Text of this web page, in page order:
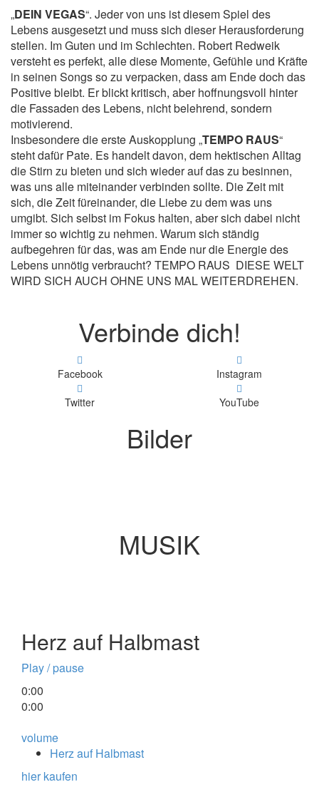
„DEIN VEGAS“. Jeder von uns ist diesem Spiel des
Lebens ausgesetzt und muss sich dieser Herausforderung
stellen. Im Guten und im Schlechten. Robert Redweik
versteht es perfekt, alle diese Momente, Gefühle und Kräfte
in seinen Songs so zu verpacken, dass am Ende doch das
Positive bleibt. Er blickt kritisch, aber hoffnungsvoll hinter
die Fassaden des Lebens, nicht belehrend, sondern
motivierend.
Insbesondere die erste Auskopplung „TEMPO RAUS“
steht dafür Pate. Es handelt davon, dem hektischen Alltag
die Stirn zu bieten und sich wieder auf das zu besinnen,
was uns alle miteinander verbinden sollte. Die Zeit mit
sich, die Zeit füreinander, die Liebe zu dem was uns
umgibt. Sich selbst im Fokus halten, aber sich dabei nicht
immer so wichtig zu nehmen. Warum sich ständig
aufbegehren für das, was am Ende nur die Energie des
Lebens unnötig verbraucht? TEMPO RAUS ­ DIESE WELT
WIRD SICH AUCH OHNE UNS MAL WEITERDREHEN.
Verbinde dich!
Facebook
Instagram
Twitter
YouTube
Bilder
MUSIK
Herz auf Halbmast
Play / pause
0:00
0:00
volume
Herz auf Halbmast
hier kaufen